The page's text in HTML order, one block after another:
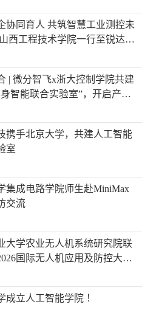
协同育人 共筑智慧工业测控未
工程技术学院一行至锐达工
观调研
| 微分智飞x浙大控制学院共建
智能联合实验室”，开启产学
合新篇章
携手北京大学，共建人工智能
室
集成电路学院师生赴MiniMax
交流
大学农业无人机系统研究院联
国际无人机应用及防控大会
业无人机应用交流会
成立人工智能学院 ！